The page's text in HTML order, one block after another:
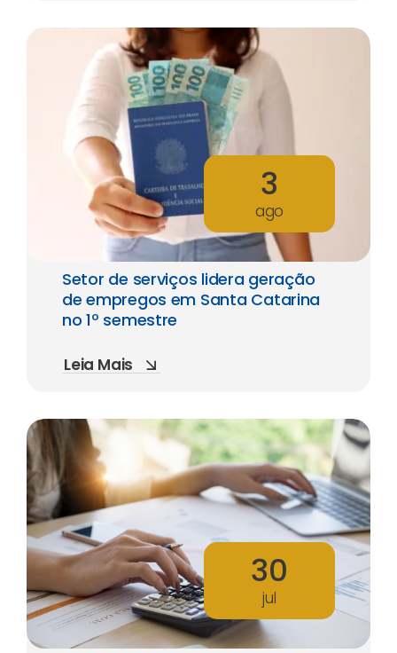
3
ago
Setor de serviços lidera geração
de empregos em Santa Catarina
no 1º semestre
Leia Mais
30
jul